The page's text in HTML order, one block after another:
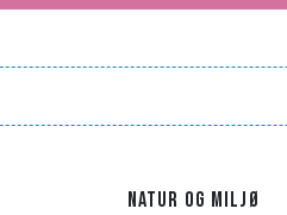
NATUR OG MILJØ